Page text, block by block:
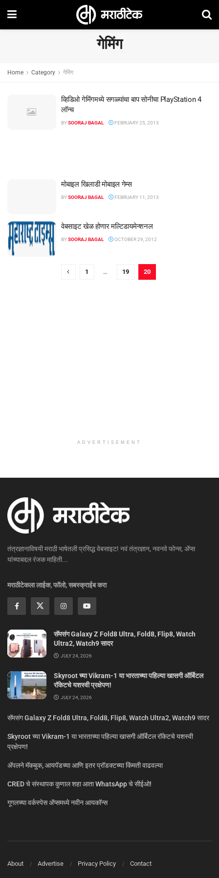
गेमिंग
Home Category गेमिंग
व्हिडिओ गेमिंगमध्ये सगळ्यांचा बाप सोनीचा PlayStation 4
लॉन्च
BYSOORAJ BAGAL FEBRUARY 25, 2013
मोबाइल खिलाडी मोबाइल गेम्स
BYSOORAJ BAGAL FEBRUARY 11, 2013
वेबसाइट खेळ होणार मल्टिडायमेन्शनल
BYSOORAJ BAGAL OCTOBER 29, 2012
1 … 19 20
ADVERTISEMENT
तंत्रज्ञानाविषयी मराठी भाषेतली प्रसिद्ध वेबसाइट! नवं तंत्रज्ञान, नवनवे फोन्स, ॲप्स
यांच्याबद्दल रंजक माहिती...
मराठीटेकला लाईक, फॉलो, सबस्क्राईब करा
सॅमसंग Galaxy Z Fold8 Ultra, Fold8, Flip8, Watch
Ultra2, Watch9 सादर
JULY 24, 2026
Skyroot च्या Vikram-1 या भारताच्या पहिल्या खासगी ऑर्बिटल
रॉकेटचे यशस्वी प्रक्षेपण!
JULY 24, 2026
सॅमसंग Galaxy Z Fold8 Ultra, Fold8, Flip8, Watch Ultra2, Watch9 सादर
Skyroot च्या Vikram-1 या भारताच्या पहिल्या खासगी ऑर्बिटल रॉकेटचे यशस्वी
प्रक्षेपण!
ॲपलने मॅकबुक, आयपॅडच्या आणि इतर प्रॉडक्टच्या किंमती वाढवल्या
CRED चे संस्थापक कुणाल शहा आता WhatsApp चे सीईओ!
गूगलच्या वर्कस्पेस अ‍ॅप्समध्ये नवीन आयकॉन्स
About Advertise Privacy Policy Contact